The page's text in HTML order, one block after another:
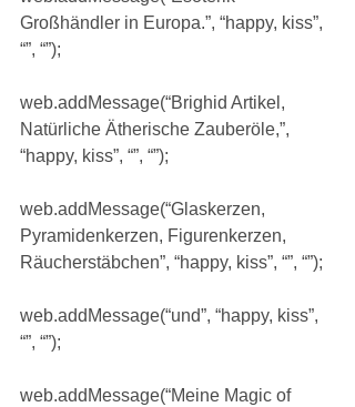
Großhändler in Europa.”, “happy, kiss”,
“”, “”);
web.addMessage(“Brighid Artikel,
Natürliche Ätherische Zauberöle,”,
“happy, kiss”, “”, “”);
web.addMessage(“Glaskerzen,
Pyramidenkerzen, Figurenkerzen,
Räucherstäbchen”, “happy, kiss”, “”, “”);
web.addMessage(“und”, “happy, kiss”,
“”, “”);
web.addMessage(“Meine Magic of